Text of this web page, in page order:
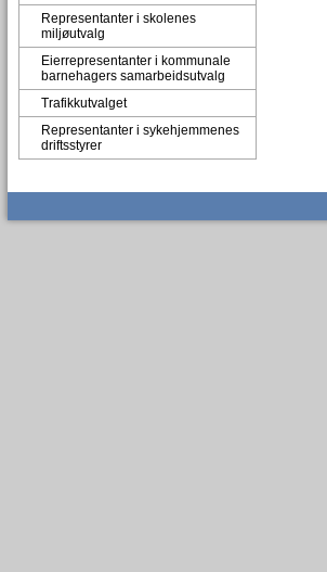
Representanter i skolenes
miljøutvalg
Eierrepresentanter i kommunale
barnehagers samarbeidsutvalg
Trafikkutvalget
Representanter i sykehjemmenes
driftsstyrer